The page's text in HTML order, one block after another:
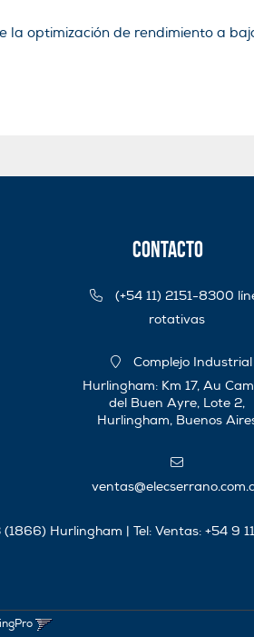
la optimización de rendimiento a
Contacto
(+54 11) 2151-8300
rotativas
Complejo Industrial
Hurlingham: Km 17, Au
del Buen Ayre, Lote 2,
Hurlingham, Buenos
Hurlingham | Tel: Ventas: +54 9